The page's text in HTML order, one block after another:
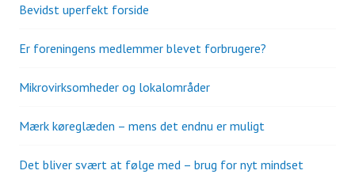
Bevidst uperfekt forside
Er foreningens medlemmer blevet forbrugere?
Mikrovirksomheder og lokalområder
Mærk køreglæden – mens det endnu er muligt
Det bliver svært at følge med – brug for nyt mindset